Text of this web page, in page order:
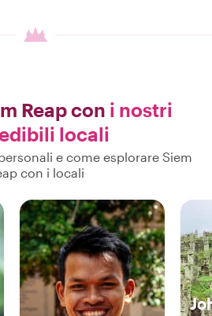
Reap con i nostri
locali
e come esplorare Siem
con i locali